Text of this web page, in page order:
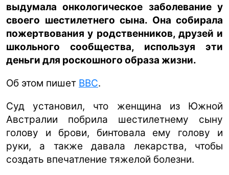
выдумала онкологическое заболевание у
своего шестилетнего сына. Она собирала
пожертвования у родственников, друзей и
школьного сообщества, используя эти
деньги для роскошного образа жизни.
Об этом пишет BBC.
Суд установил, что женщина из Южной
Австралии побрила шестилетнему сыну
голову и брови, бинтовала ему голову и
руки, а также давала лекарства, чтобы
создать впечатление тяжелой болезни.